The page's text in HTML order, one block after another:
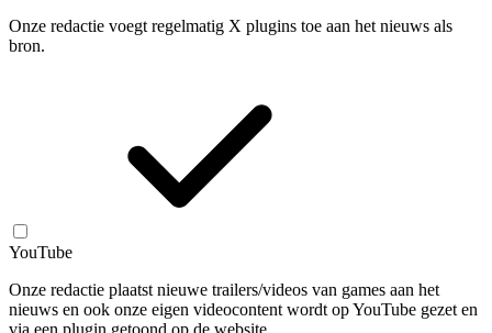
Onze redactie voegt regelmatig X plugins toe aan het nieuws als
bron.
YouTube
Onze redactie plaatst nieuwe trailers/videos van games aan het
nieuws en ook onze eigen videocontent wordt op YouTube gezet en